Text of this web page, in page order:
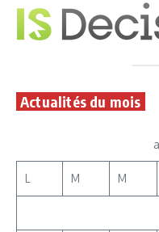
Actualités du mois
L M M